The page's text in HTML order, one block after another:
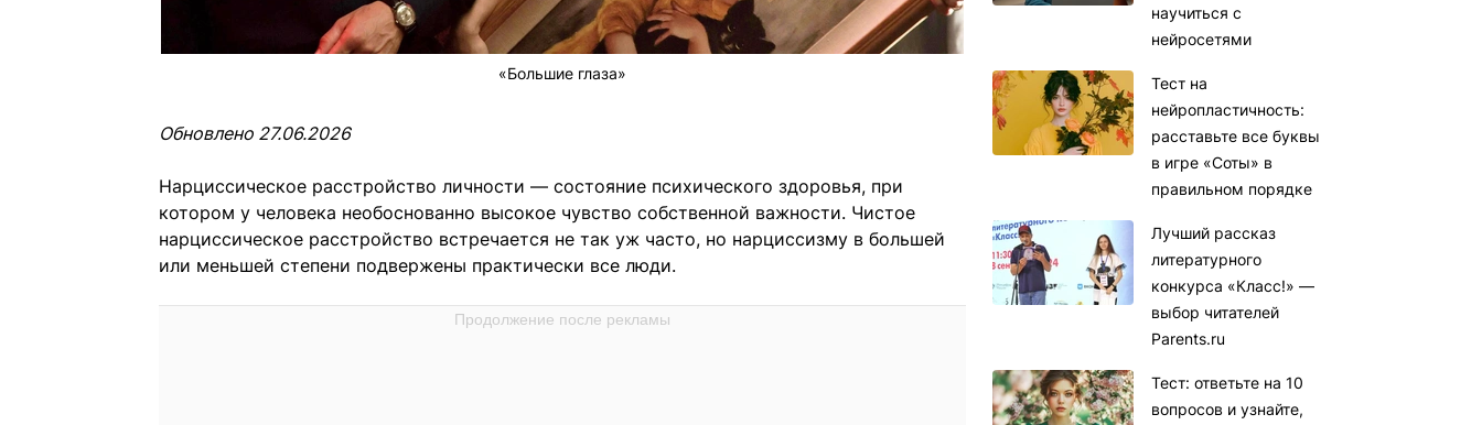
«Большие глаза»
Обновлено 27.06.2026
Нарциссическое расстройство личности — состояние психического здоровья, при
котором у человека необоснованно высокое чувство собственной важности. Чистое
нарциссическое расстройство встречается не так уж часто, но нарциссизму в большей
или меньшей степени подвержены практически все люди.
научиться с
нейросетями
Тест на
нейропластичность:
расставьте все буквы
в игре «Соты» в
правильном порядке
Лучший рассказ
литературного
конкурса «Класс!» —
выбор читателей
Parents.ru
Тест: ответьте на 10
вопросов и узнайте,